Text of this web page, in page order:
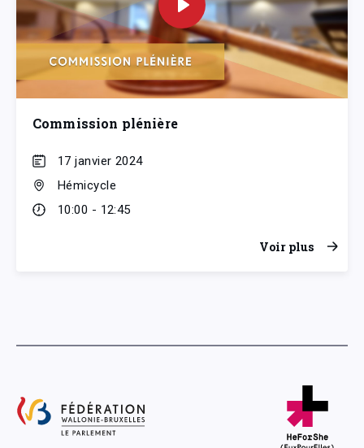
Commission plénière
17 janvier 2024
Hémicycle
10:00 - 12:45
Voir plus